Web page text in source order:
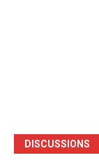
DISCUSSIONS